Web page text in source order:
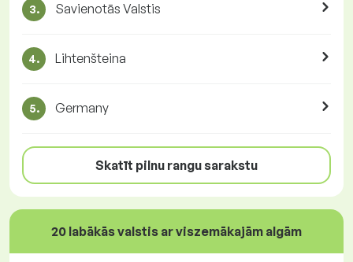
3. Savienotās Valstis
4. Lihtenšteina
5. Germany
Skatīt pilnu rangu sarakstu
20 labākās valstis ar viszemākajām algām